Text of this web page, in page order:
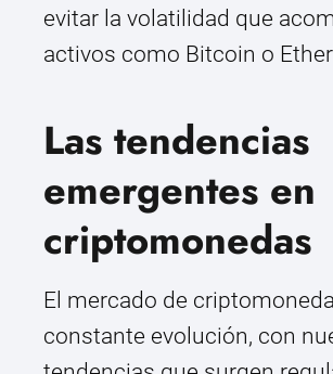
evitar la volatilidad que
activos como Bitcoin o
Las tendencias
emergentes en
criptomonedas
El mercado de
constante evolución, con